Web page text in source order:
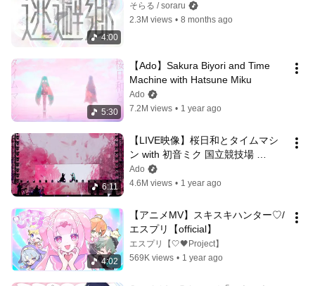
4:00
そらる / soraru
2.3M views • 8 months ago
5:30
【Ado】Sakura Biyori and Time
Machine with Hatsune Miku
Ado
7.2M views • 1 year ago
6:11
【LIVE映像】桜日和とタイムマシ
ン with 初音ミク 国立競技場
2024.4.28【Ado】
Ado
4.6M views • 1 year ago
4:02
【アニメMV】スキスキハンター♡/
エスプリ【official】
エスプリ【🤍🖤Project】
569K views • 1 year ago